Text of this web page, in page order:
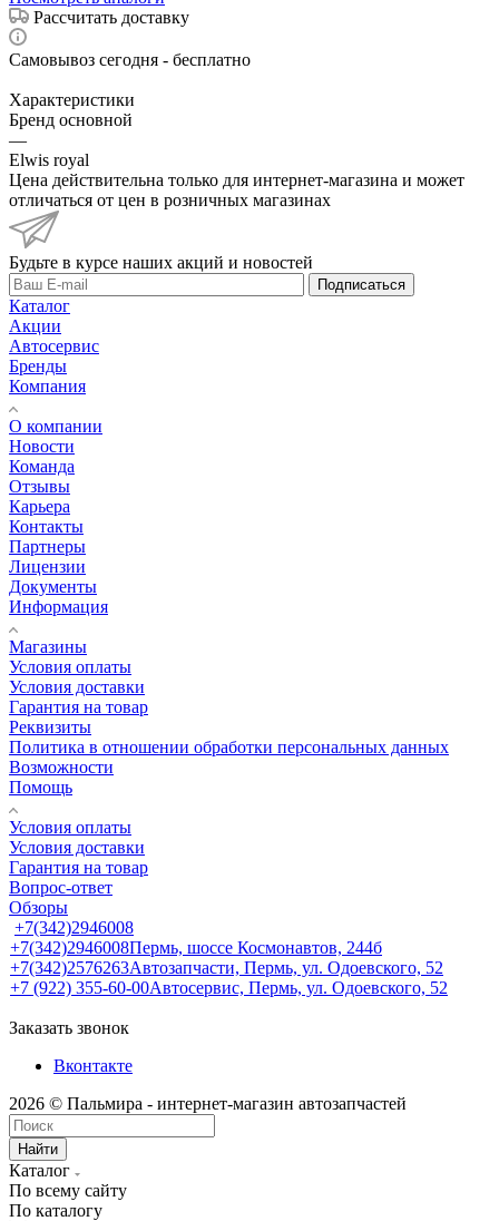
Рассчитать доставку
Самовывоз сегодня - бесплатно
Характеристики
Бренд основной
—
Elwis royal
Цена действительна только для интернет-магазина и может
отличаться от цен в розничных магазинах
Будьте в курсе наших акций и новостей
Подписаться
Каталог
Акции
Автосервис
Бренды
Компания
О компании
Новости
Команда
Отзывы
Карьера
Контакты
Партнеры
Лицензии
Документы
Информация
Магазины
Условия оплаты
Условия доставки
Гарантия на товар
Реквизиты
Политика в отношении обработки персональных данных
Возможности
Помощь
Условия оплаты
Условия доставки
Гарантия на товар
Вопрос-ответ
Обзоры
+7(342)2946008
+7(342)2946008Пермь, шоссе Космонавтов, 244б
+7(342)2576263Автозапчасти, Пермь, ул. Одоевского, 52
+7 (922) 355-60-00Автосервис, Пермь, ул. Одоевского, 52
Заказать звонок
Вконтакте
2026 © Пальмира - интернет-магазин автозапчастей
Найти
Каталог
По всему сайту
По каталогу